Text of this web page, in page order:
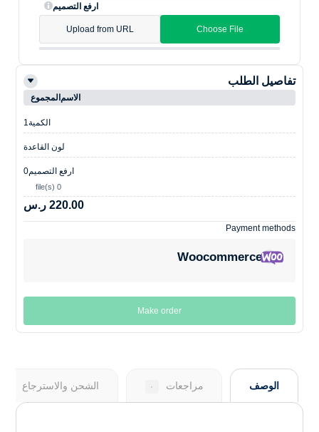
ارفع التصميم
Choose File
Upload from URL
تفاصيل الطلب
الاسمالمجموع
الكمية1
لون القاعدة
ارفع التصميم
0 file(s)
0
220.00 ر.س
Payment methods
Woocommerce
Make order
الوصف مراجعات ٠ الشحن والاسترجاع